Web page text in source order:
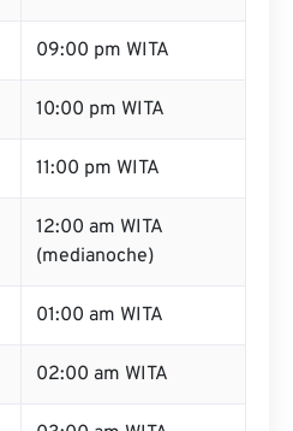
09:00 pm WITA
10:00 pm WITA
11:00 pm WITA
12:00 am WITA
(medianoche)
01:00 am WITA
02:00 am WITA